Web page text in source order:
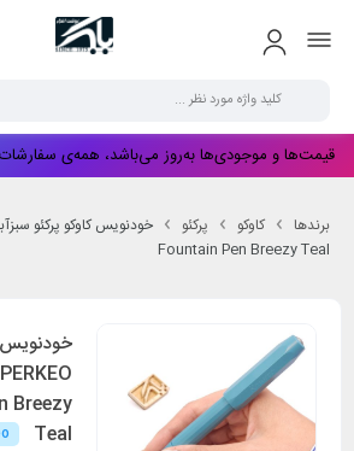
قیمت‌ها و موجودی‌ها به‌روز می‌باشد، همه‌ی
برندها کاوکو پرکئو
Fountain Pen Breezy Teal
خودنویس
Breezy
Teal